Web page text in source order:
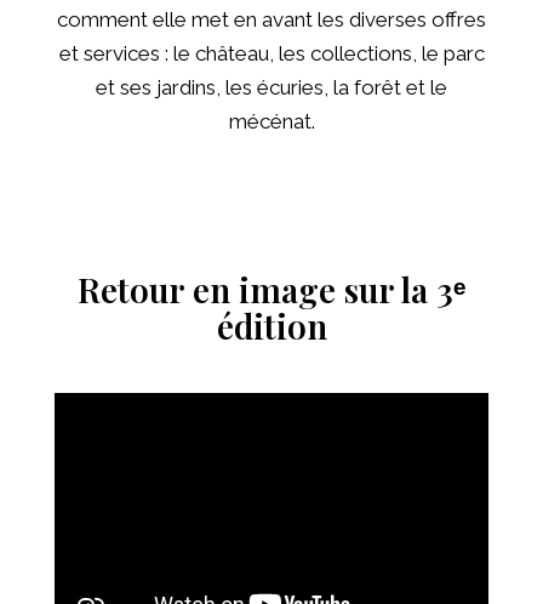
comment elle met en avant les diverses offres
et services : le château, les collections, le parc
et ses jardins, les écuries, la forêt et le
mécénat.
Retour en image sur la 3ᵉ
édition